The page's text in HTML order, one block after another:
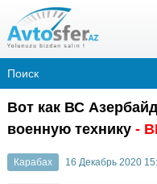
Вот как ВС
военную технику -
Карабах 16 Декабрь 2020